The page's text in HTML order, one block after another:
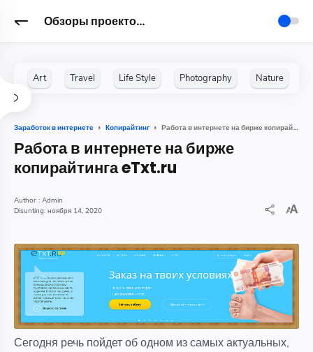
Обзоры проектов для Заработка в интернете
Заработок в интернете Копирайтинг Работа в интернете на бирже копирайтинга eTxt.ru
Работа в интернете на бирже
копирайтинга eTxt.ru
Admin
ноября 14, 2020
Сегодня речь пойдет об одном из самых актуальных,